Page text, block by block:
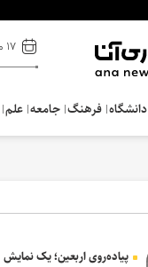
۱۷ مرداد ۱۴۰۵
دانشگاه فرهنگ‌ جامعه علم
پیاده‌روی اربعین؛ یک نمایش